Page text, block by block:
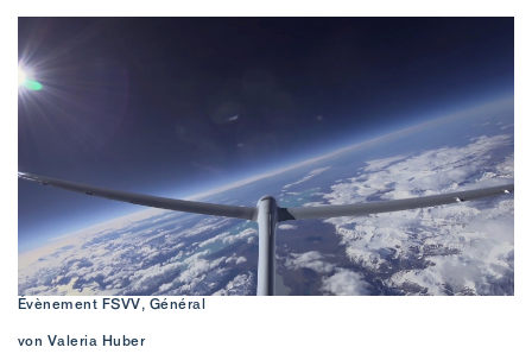
Évènement FSVV, Général
von Valeria Huber